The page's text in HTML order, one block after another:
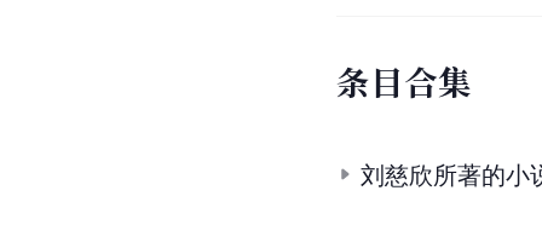
条目合集
刘慈欣所著的小